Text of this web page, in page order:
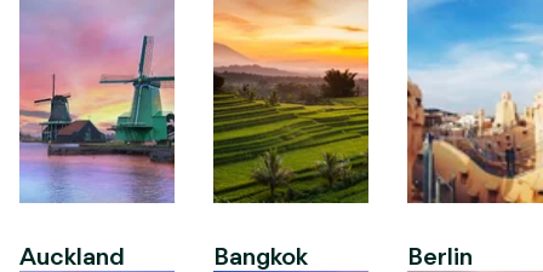
Auckland Bangkok Berlin